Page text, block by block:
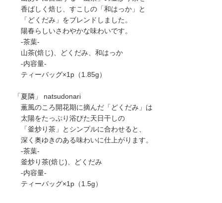
香ばしく焙じ、すこしの「和はっか」と
「どくだみ」をブレンドしました。
陽春らしいさわやかな味わいです。
-茶葉-
山茶(焙じ)、どくだみ、和はっか
-内容量-
ティーバッグ×1p（1.85g）
「夏隣」 natsudonari
薫風のころ開花期に摘んだ「どくだみ」は
太陽をたっぷり浴びた天日干しの
「釜炒り茶」とシンプルに合わせると、
深く奥ゆきのある味わいに仕上がります。
-茶葉-
釜炒り茶(焙じ)、どくだみ
-内容量-
ティーバッグ×1p（1.5g）